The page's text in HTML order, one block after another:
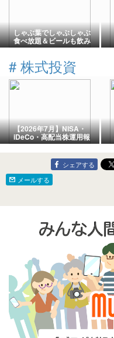
しゃぶ葉でしゃぶしゃぶ
食べ放題＆ビールも飲み
放題の満足度は？！
# 株式投資
【2026年7月】NISA・
iDeCo・高配当株運用報
告｜高配当株は続伸、
iDeCoはやや軟調
シェアする
メールする